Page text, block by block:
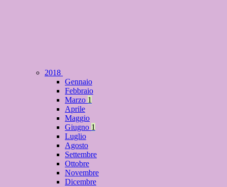
2018
Gennaio
Febbraio
Marzo 1
Aprile
Maggio
Giugno 1
Luglio
Agosto
Settembre
Ottobre
Novembre
Dicembre